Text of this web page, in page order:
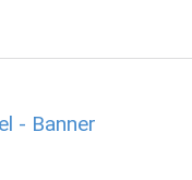
- Banner